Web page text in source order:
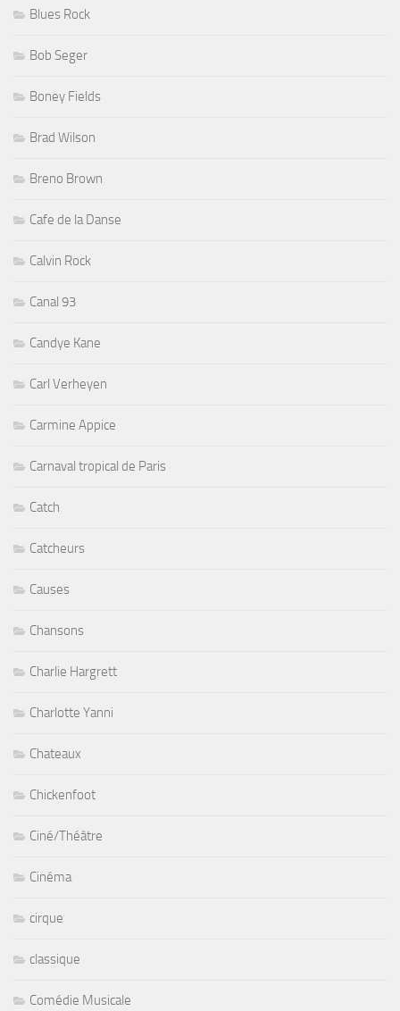
Blues Rock
Bob Seger
Boney Fields
Brad Wilson
Breno Brown
Cafe de la Danse
Calvin Rock
Canal 93
Candye Kane
Carl Verheyen
Carmine Appice
Carnaval tropical de Paris
Catch
Catcheurs
Causes
Chansons
Charlie Hargrett
Charlotte Yanni
Chateaux
Chickenfoot
Ciné/Théâtre
Cinéma
cirque
classique
Comédie Musicale